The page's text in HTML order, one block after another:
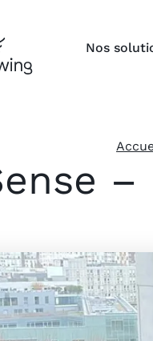
Nos